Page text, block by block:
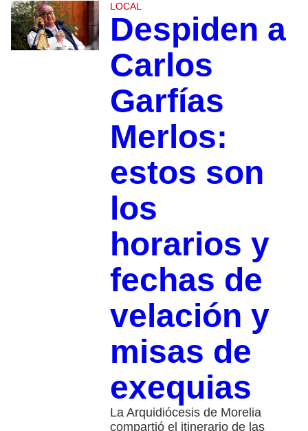
LOCAL
Despiden a
Carlos
Garfías
Merlos:
estos son
los
horarios y
fechas de
velación y
misas de
exequias
La Arquidiócesis de Morelia
compartió el itinerario de las